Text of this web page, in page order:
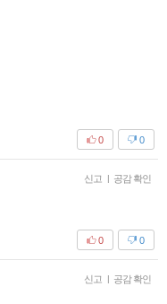
0
0
신고 공감 확인
0
0
신고 공감 확인